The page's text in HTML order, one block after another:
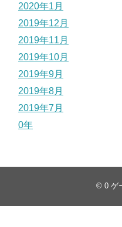
2020年1月
2019年12月
2019年11月
2019年10月
2019年9月
2019年8月
2019年7月
0年
© 0 ゲ